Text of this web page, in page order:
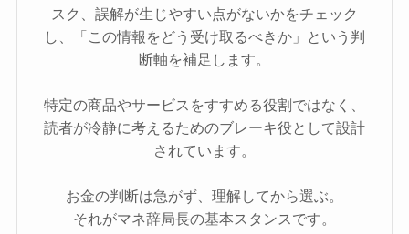
スク、誤解が生じやすい点がないかをチェック
し、「この情報をどう受け取るべきか」という判
断軸を補足します。
特定の商品やサービスをすすめる役割ではなく、
読者が冷静に考えるためのブレーキ役として設計
されています。
お金の判断は急がず、理解してから選ぶ。
それがマネ辞局長の基本スタンスです。